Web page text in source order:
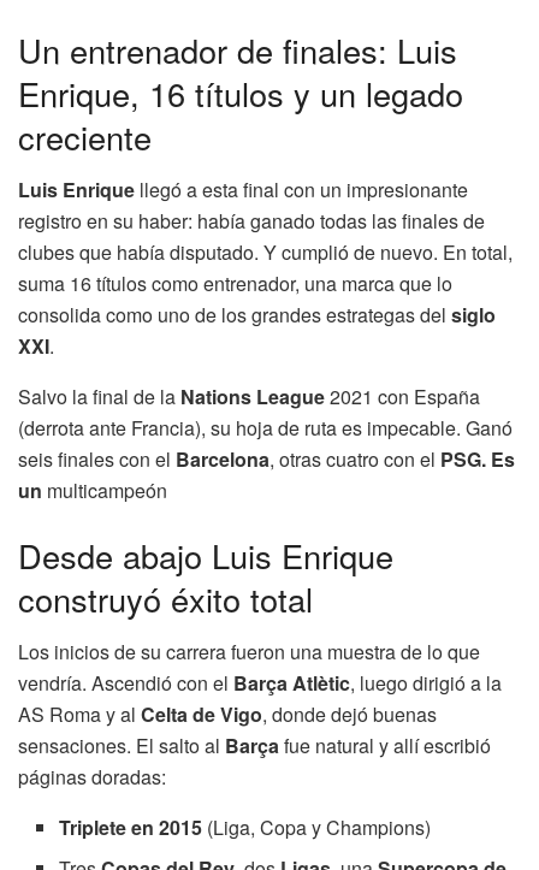
Un entrenador de finales: Luis
Enrique, 16 títulos y un legado
creciente
Luis Enrique llegó a esta final con un impresionante
registro en su haber: había ganado todas las finales de
clubes que había disputado. Y cumplió de nuevo. En total,
suma 16 títulos como entrenador, una marca que lo
consolida como uno de los grandes estrategas del siglo
XXI.
Salvo la final de la Nations League2021 con España
(derrota ante Francia), su hoja de ruta es impecable. Ganó
seis finales con el Barcelona, otras cuatro con el PSG. Es
un multicampeón
Desde abajo Luis Enrique
construyó éxito total
Los inicios de su carrera fueron una muestra de lo que
vendría. Ascendió con el Barça Atlètic, luego dirigió a la
AS Roma y al Celta de Vigo, donde dejó buenas
sensaciones. El salto al Barçafue natural y allí escribió
páginas doradas:
Triplete en 2015 (Liga, Copa y Champions)